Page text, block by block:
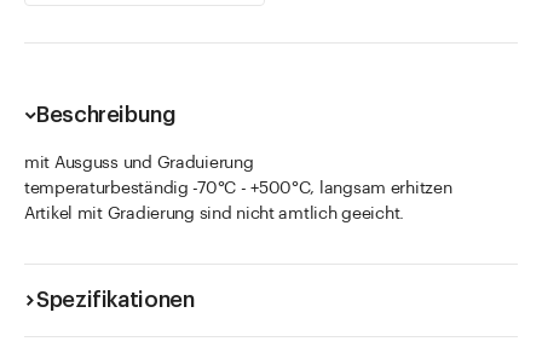
Beschreibung
mit Ausguss und Graduierung
temperaturbeständig -70°C - +500°C, langsam erhitzen
Artikel mit Gradierung sind nicht amtlich geeicht.
Spezifikationen